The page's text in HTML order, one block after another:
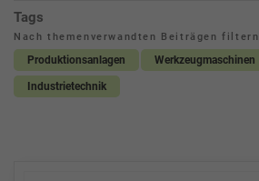
Tags
Nach themenverwandten Beiträgen filtern
Produktionsanlagen Werkzeugmaschinen
Industrietechnik